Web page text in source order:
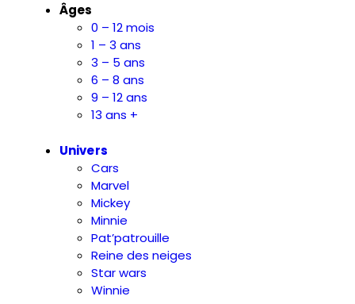
Âges
0 – 12 mois
1 – 3 ans
3 – 5 ans
6 – 8 ans
9 – 12 ans
13 ans +
Univers
Cars
Marvel
Mickey
Minnie
Pat’patrouille
Reine des neiges
Star wars
Winnie